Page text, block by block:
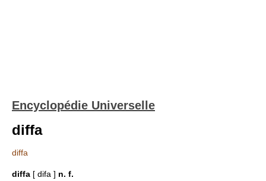
Encyclopédie Universelle
diffa
diffa
diffa [ difa ] n. f.